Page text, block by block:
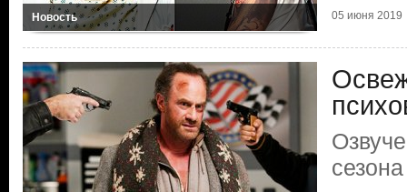
Новость 05 июня 2019